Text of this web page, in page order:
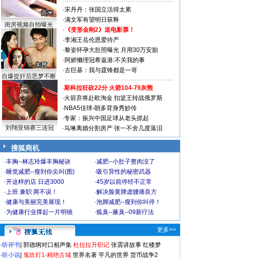
闺房视频自拍曝光
自爆捉奸后恶梦不断
·宋丹丹：张国立活得太累
·满文军有望明日获释
· 《变形金刚2》送电影票！
·李湘王岳伦恩爱待产
·黎姿怀孕大肚照曝光 月用30万安胎
·阿娇懒理冠希返港:不关我的事
·古巨基：我与霆锋都是一哥
刘翔亚锦赛三连冠
·斯科拉狂砍22分 火箭104-79灰熊
·火箭弃将赴欧淘金 扣篮王转战俄罗斯
· NBA5佳球-朗多背身秀妙传
·专家：振兴中国足球从老头抓起
·马琳离婚分割房产 张一不舍几度落泪
搜狐商机
·丰胸--林志玲爆丰胸秘诀 ·减肥--小肚子赘肉没了
·睡觉减肥--瘦到你尖叫(图) ·吸引异性的秘密武器
·开这样的店 日进3000 ·45岁以前停经不正常
·上班 兼职 两不误！ ·解决脸黄脾虚腰痛良方
·健康与美丽完美展现！ ·泡脚减肥--瘦到你叫停！
·为健康行业撑起一片明镜 ·狐臭--腋臭--09新疗法
更多>>
·听评书 郭德纲对口相声集 杜拉拉升职记 张震讲故事 红楼梦
·听小说 鬼吹灯1-精绝古城 世界名著 平凡的世界 货币战争2